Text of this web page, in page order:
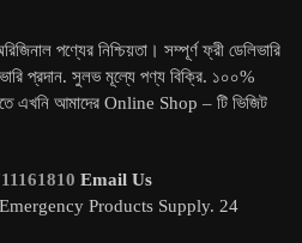
পণ্যের নিশ্চিয়তা। সম্পূর্ণ ফ্রী ডেলিভারি
প্রদান. সুলভ মূল্যে পণ্য বিক্রি. ১০০%
এখনি আমাদের Online Shop – টি ভিজিট
Email Us
Emergency Products Supply. 24